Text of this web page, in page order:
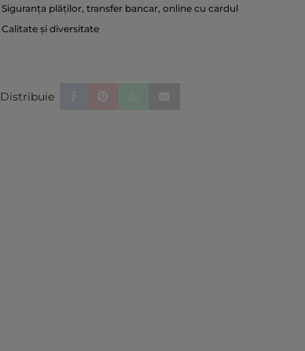
Siguranța plăților, transfer bancar, online cu cardul
Calitate și diversitate
Distribuie